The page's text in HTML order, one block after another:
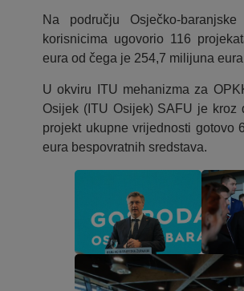
Na području Osječko-
korisnicima ugovorio 116
eura od čega je 254,7 milijuna
U okviru ITU mehanizma za
Osijek (ITU Osijek) SAFU je kroz
projekt ukupne vrijednosti gotovo
eura bespovratnih sredstava.